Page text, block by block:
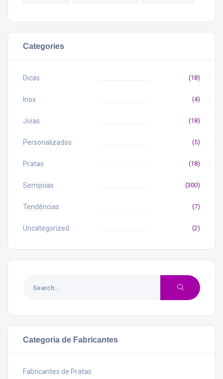
Categories
Dicas (18)
Inox (4)
Joias (18)
Personalizados (5)
Pratas (18)
Semijoias (300)
Tendências (7)
Uncategorized (2)
Categoria de Fabricantes
Fabricantes de Pratas